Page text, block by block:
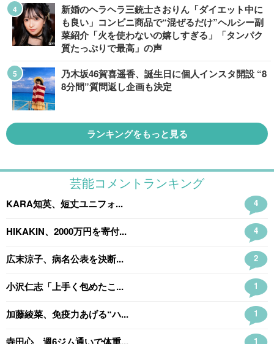
新婚のヘラヘラ三銃士さおりん「ダイエット中に
も良い」コンビニ商品で“混ぜるだけ”ヘルシー副
菜紹介「火を使わないの嬉しすぎる」「タンパク
質たっぷりで最高」の声
乃木坂46賀喜遥香、誕生日に個人インスタ開設 “8
8分間”質問返し企画も決定
ランキングをもっと見る